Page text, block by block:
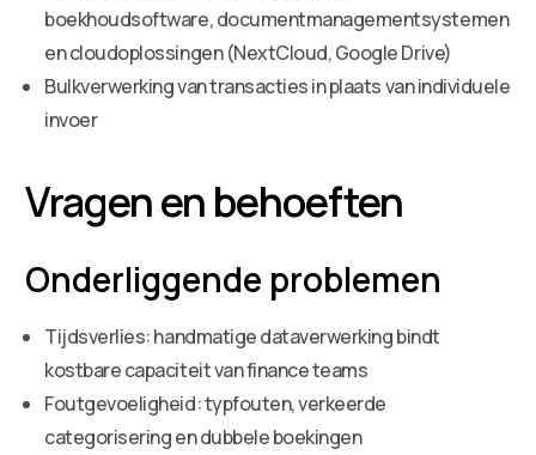
boekhoudsoftware, documentmanagementsystemen
en cloudoplossingen (NextCloud, Google Drive)
Bulkverwerking van transacties in plaats van individuele
invoer
Vragen en behoeften
Onderliggende problemen
Tijdsverlies: handmatige dataverwerking bindt
kostbare capaciteit van finance teams
Foutgevoeligheid: typfouten, verkeerde
categorisering en dubbele boekingen